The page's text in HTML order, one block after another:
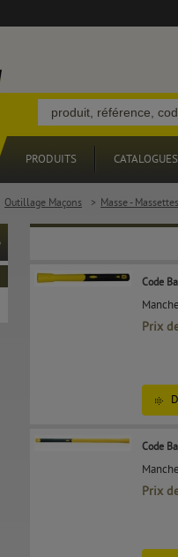
PRODUITS CATALOGUES
Outillage Maçons > Masse - Massettes
Code
Prix
Code
Prix